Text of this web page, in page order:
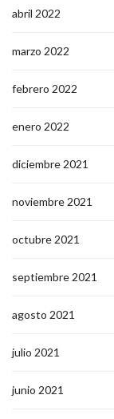
abril 2022
marzo 2022
febrero 2022
enero 2022
diciembre 2021
noviembre 2021
octubre 2021
septiembre 2021
agosto 2021
julio 2021
junio 2021